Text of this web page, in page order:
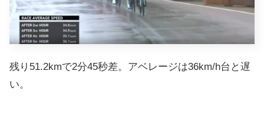
残り51.2kmで2分45秒差。アベレージは36km/h台と遅
い。